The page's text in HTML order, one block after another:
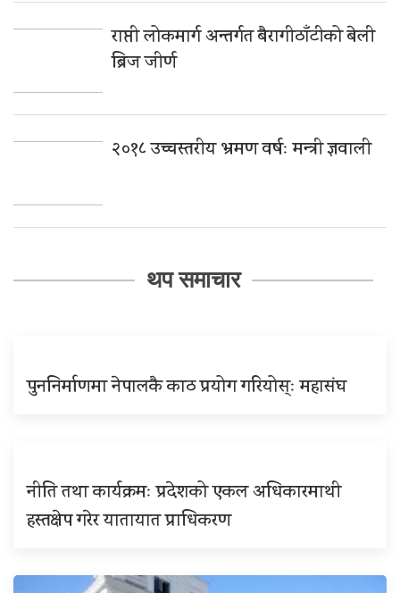
राप्ती लोकमार्ग अन्तर्गत बैरागीठाँटीको बेली
ब्रिज जीर्ण
२०१८ उच्चस्तरीय भ्रमण वर्षः मन्त्री ज्ञवाली
थप समाचार
पुननिर्माणमा नेपालकै काठ प्रयोग गरियोस्ः महासंघ
नीति तथा कार्यक्रमः प्रदेशको एकल अधिकारमाथी
हस्तक्षेप गरेर यातायात प्राधिकरण